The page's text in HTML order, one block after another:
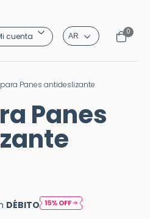
cuenta 0
Panes antideslizante
Panes
DÉBITO